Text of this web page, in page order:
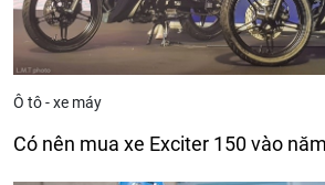
Ô tô - xe máy
Có nên mua xe Exciter 150 vào